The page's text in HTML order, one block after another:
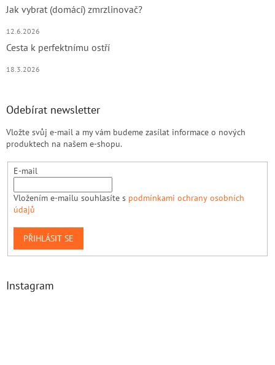
Jak vybrat (domácí) zmrzlinovač?
12.6.2026
Cesta k perfektnímu ostří
18.3.2026
Odebírat newsletter
Vložte svůj e-mail a my vám budeme zasílat informace o nových
produktech na našem e-shopu.
E-mail
Vložením e-mailu souhlasíte s podmínkami ochrany osobních
údajů
PŘIHLÁSIT SE
Instagram